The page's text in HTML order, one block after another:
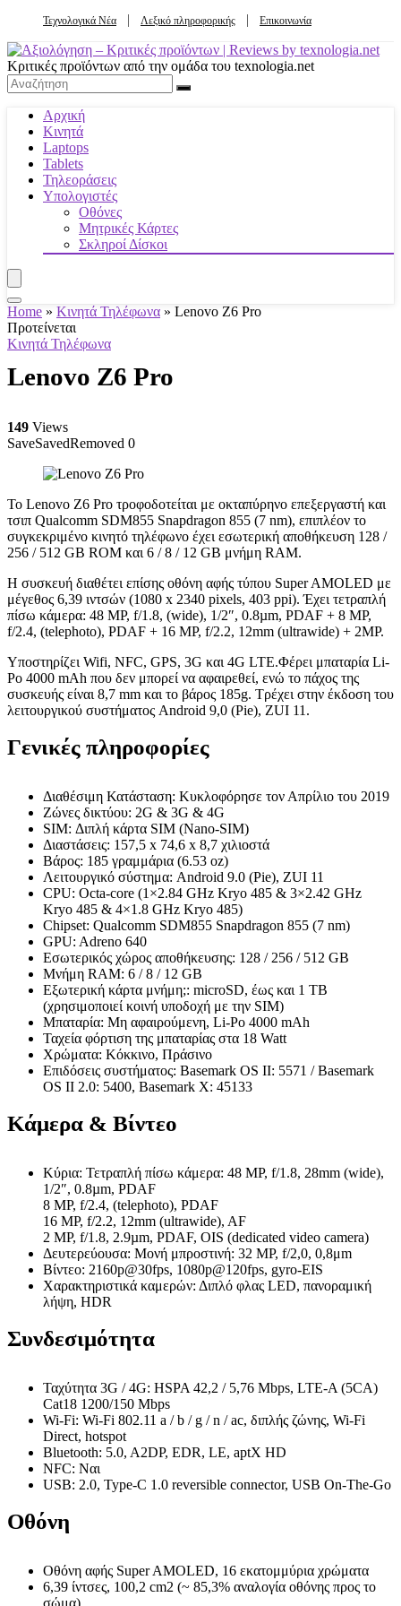
Τεχνολογικά Νέα Λεξικό πληροφορικής Επικοινωνία
Κριτικές προϊόντων από την ομάδα του texnologia.net
Αρχική
Κινητά
Laptops
Tablets
Τηλεοράσεις
Υπολογιστές
Οθόνες
Μητρικές Κάρτες
Σκληροί Δίσκοι
Home » Κινητά Τηλέφωνα » Lenovo Z6 Pro
Προτείνεται
Κινητά Τηλέφωνα
Lenovo Z6 Pro
149 Views
SaveSavedRemoved 0
Το Lenovo Z6 Pro τροφοδοτείται με οκταπύρηνο επεξεργαστή και
τσιπ Qualcomm SDM855 Snapdragon 855 (7 nm), επιπλέον το
συγκεκριμένο κινητό τηλέφωνο έχει εσωτερική αποθήκευση 128 /
256 / 512 GB ROM και 6 / 8 / 12 GB μνήμη RAM.
Η συσκευή διαθέτει επίσης οθόνη αφής τύπου Super AMOLED με
μέγεθος 6,39 ιντσών (1080 x 2340 pixels, 403 ppi). Έχει τετραπλή
πίσω κάμερα: 48 MP, f/1.8, (wide), 1/2″, 0.8µm, PDAF + 8 MP,
f/2.4, (telephoto), PDAF + 16 MP, f/2.2, 12mm (ultrawide) + 2MP.
Υποστηρίζει Wifi, NFC, GPS, 3G και 4G LTE.Φέρει μπαταρία Li-
Po 4000 mAh που δεν μπορεί να αφαιρεθεί, ενώ το πάχος της
συσκευής είναι 8,7 mm και το βάρος 185g. Τρέχει στην έκδοση του
λειτουργικού συστήματος Android 9,0 (Pie), ZUI 11.
Γενικές πληροφορίες
Διαθέσιμη Κατάσταση: Κυκλοφόρησε τον Απρίλιο του 2019
Ζώνες δικτύου: 2G & 3G & 4G
SIM: Διπλή κάρτα SIM (Nano-SIM)
Διαστάσεις: 157,5 x 74,6 x 8,7 χιλιοστά
Βάρος: 185 γραμμάρια (6.53 oz)
Λειτουργικό σύστημα: Android 9.0 (Pie), ZUI 11
CPU: Octa-core (1×2.84 GHz Kryo 485 & 3×2.42 GHz
Kryo 485 & 4×1.8 GHz Kryo 485)
Chipset: Qualcomm SDM855 Snapdragon 855 (7 nm)
GPU: Adreno 640
Εσωτερικός χώρος αποθήκευσης: 128 / 256 / 512 GB
Μνήμη RAM: 6 / 8 / 12 GB
Εξωτερική κάρτα μνήμη;: microSD, έως και 1 TB
(χρησιμοποιεί κοινή υποδοχή με την SIM)
Μπαταρία: Μη αφαιρούμενη, Li-Po 4000 mAh
Ταχεία φόρτιση της μπαταρίας στα 18 Watt
Χρώματα: Κόκκινο, Πράσινο
Επιδόσεις συστήματος: Basemark OS II: 5571 / Basemark
OS II 2.0: 5400, Basemark X: 45133
Κάμερα & Βίντεο
Κύρια: Τετραπλή πίσω κάμερα: 48 MP, f/1.8, 28mm (wide),
1/2″, 0.8µm, PDAF
8 MP, f/2.4, (telephoto), PDAF
16 MP, f/2.2, 12mm (ultrawide), AF
2 MP, f/1.8, 2.9µm, PDAF, OIS (dedicated video camera)
Δευτερεύουσα: Μονή μπροστινή: 32 MP, f/2,0, 0,8μm
Βίντεο: 2160p@30fps, 1080p@120fps, gyro-EIS
Χαρακτηριστικά καμερών: Διπλό φλας LED, πανοραμική
λήψη, HDR
Συνδεσιμότητα
Ταχύτητα 3G / 4G: HSPA 42,2 / 5,76 Mbps, LTE-A (5CA)
Cat18 1200/150 Mbps
Wi-Fi: Wi-Fi 802.11 a / b / g / n / ac, διπλής ζώνης, Wi-Fi
Direct, hotspot
Bluetooth: 5.0, A2DP, EDR, LE, aptX HD
NFC: Ναι
USB: 2.0, Type-C 1.0 reversible connector, USB On-The-Go
Οθόνη
Οθόνη αφής Super AMOLED, 16 εκατομμύρια χρώματα
6,39 ίντσες, 100,2 cm2 (~ 85,3% αναλογία οθόνης προς το
σώμα)